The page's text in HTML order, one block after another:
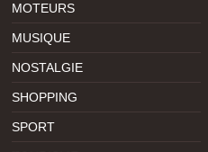
MOTEURS
MUSIQUE
NOSTALGIE
SHOPPING
SPORT